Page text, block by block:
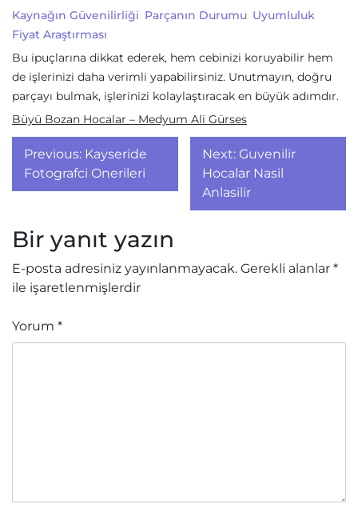
Kaynağın Güvenilirliği Parçanın Durumu Uyumluluk
Fiyat Araştırması
Bu ipuçlarına dikkat ederek, hem cebinizi koruyabilir hem
de işlerinizi daha verimli yapabilirsiniz. Unutmayın, doğru
parçayı bulmak, işlerinizi kolaylaştıracak en büyük adımdır.
Büyü Bozan Hocalar – Medyum Ali Gürses
Yazı
gezinmesi
Previous: Kayseride
Fotografci Onerileri
Next: Guvenilir
Hocalar Nasil
Anlasilir
Bir yanıt yazın
E-posta adresiniz yayınlanmayacak. Gerekli alanlar *
ile işaretlenmişlerdir
Yorum *